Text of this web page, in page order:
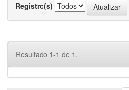
Registro(s)
Resultado 1-1 de 1.